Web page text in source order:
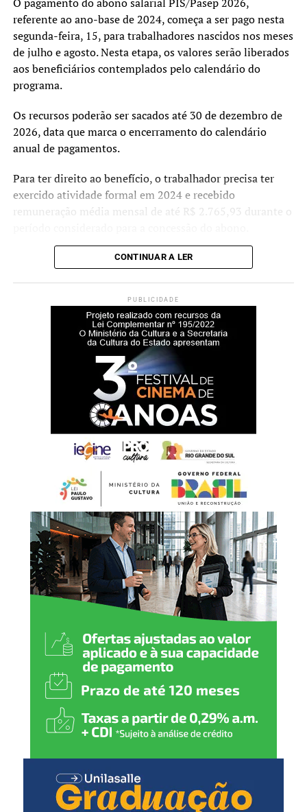
envolvidos na prestação do serviço de fornecimento de
energia.
referente ao ano-base de 2024, começa a ser pago nesta
segunda-feira, 15, para trabalhadores nascidos nos meses
de julho e agosto. Nesta etapa, os valores serão liberados
aos beneficiários contemplados pelo calendário do
programa.
Os recursos poderão ser sacados até 30 de dezembro de
2026, data que marca o encerramento do calendário
anual de pagamentos.
Para ter direito ao benefício, o trabalhador precisa ter
exercido atividade formal em 2024 e recebido
remuneração média mensal de até R$ 2.765,93 durante o
As informações sobre o banco responsável pelo
pagamento, datas de liberação e valores disponíveis,
consultadas pelo aplicativoCarteira de Trabalho Digital
Gov.br.
Abono salarial 2026
De acordo com o Ministério do Trabalho e Emprego, a
expectativa é de que 26,9 milhões de trabalhadores
recebam o abono salarial em 2026. Ao todo, devem ser
destinados R$ 33,5 bilhões para o pagamento do
Neste ano, o calendário do PIS/Pasep passou a adotar
datas fixas. Os depósitos serão efetuados sempre no dia
15 do mês correspondente ao mês de nascimento do
trabalhador. Quando a data coincidir com fins de semana
ou feriados, a liberação ocorrerá no primeiro dia útil
seguinte.
O prazo para saque seguirá até o último dia útil bancário
do ano, conforme as regras estabelecidas pelo Banco
Central, que define a data-limite para retirada dos
CONTINUAR A LER
PUBLICIDADE